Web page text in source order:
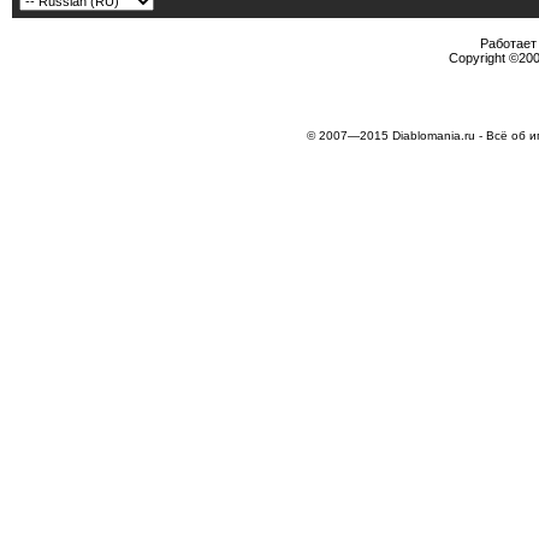
Copyright
© 2007—2015 Diablomania.ru - Всё об